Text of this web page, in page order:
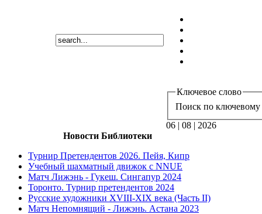
Ключевое слово
Поиск по ключевому
06 | 08 | 2026
Новости Библиотеки
Турнир Претендентов 2026. Пейя, Кипр
Учебный шахматный движок с NNUE
Матч Лижэнь - Гукеш. Сингапур 2024
Торонто. Турнир претендентов 2024
Русские художники XVIII-XIX века (Часть II)
Матч Непомнящий - Лижэнь. Астана 2023